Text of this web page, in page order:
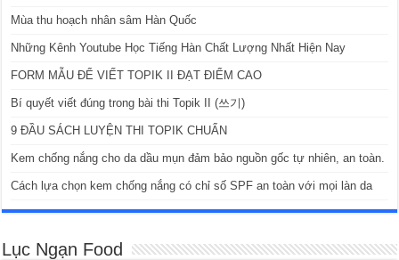
Mùa thu hoạch nhân sâm Hàn Quốc
Những Kênh Youtube Học Tiếng Hàn Chất Lượng Nhất Hiện Nay
FORM MẪU ĐỂ VIẾT TOPIK II ĐẠT ĐIỂM CAO
Bí quyết viết đúng trong bài thi Topik II (쓰기)
9 ĐẦU SÁCH LUYỆN THI TOPIK CHUẨN
Kem chống nắng cho da dầu mụn đảm bảo nguồn gốc tự nhiên, an toàn.
Cách lựa chọn kem chống nắng có chỉ số SPF an toàn với mọi làn da
Lục Ngạn Food